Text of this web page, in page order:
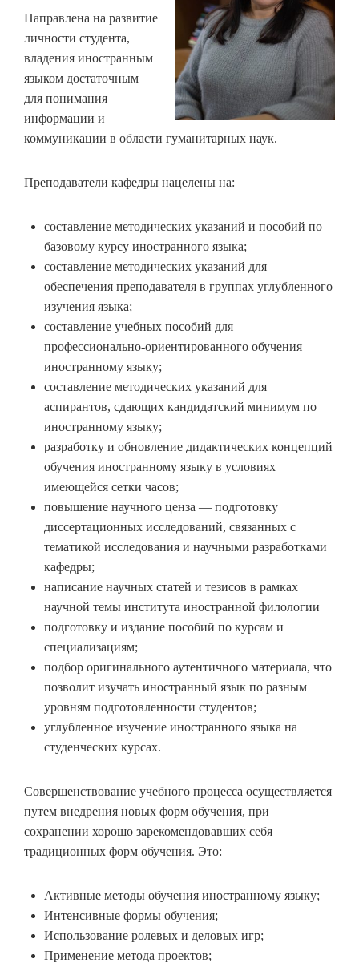
Направлена на развитие
личности студента,
владения иностранным
языком достаточным
для понимания
информации и
коммуникации в области гуманитарных наук.
Преподаватели кафедры нацелены на:
составление методических указаний и пособий по
базовому курсу иностранного языка;
составление методических указаний для
обеспечения преподавателя в группах углубленного
изучения языка;
составление учебных пособий для
профессионально-ориентированного обучения
иностранному языку;
составление методических указаний для
аспирантов, сдающих кандидатский минимум по
иностранному языку;
разработку и обновление дидактических концепций
обучения иностранному языку в условиях
имеющейся сетки часов;
повышение научного ценза — подготовку
диссертационных исследований, связанных с
тематикой исследования и научными разработками
кафедры;
написание научных статей и тезисов в рамках
научной темы института иностранной филологии
подготовку и издание пособий по курсам и
специализациям;
подбор оригинального аутентичного материала, что
позволит изучать иностранный язык по разным
уровням подготовленности студентов;
углубленное изучение иностранного языка на
студенческих курсах.
Совершенствование учебного процесса осуществляется
путем внедрения новых форм обучения, при
сохранении хорошо зарекомендовавших себя
традиционных форм обучения. Это:
Активные методы обучения иностранному языку;
Интенсивные формы обучения;
Использование ролевых и деловых игр;
Применение метода проектов;